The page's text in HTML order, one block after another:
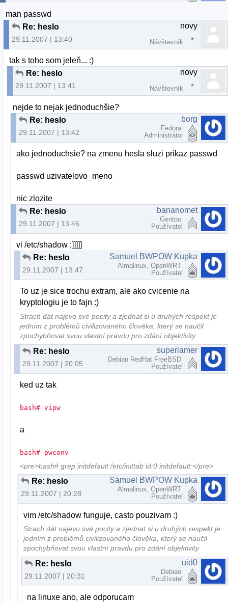
man passwd
Re: heslo
29.11.2007 | 13:40
novy
Návštevník
tak s toho som jeleň... :)
Re: heslo
29.11.2007 | 13:41
novy
Návštevník
nejde to nejak jednoduchšie?
Re: heslo
29.11.2007 | 13:42
borg
Fedora
Administrátor
ako jednoduchsie? na zmenu hesla sluzi prikaz passwd
passwd uzivatelovo_meno
nic zlozite
Re: heslo
29.11.2007 | 13:46
bananomet
Gentoo
Používateľ
vi /etc/shadow ;]]]]]
Re: heslo
29.11.2007 | 13:47
Samuel BWPOW Kupka
Almalinux, OpenWRT
Používateľ
To uz je sice trochu extram, ale ako cvicenie na
kryptologiu je to fajn :)
Strach dát najevo své pocity a zjednat si u druhých respekt je
jedním z problémů civilizovaného člověka, který se naučil
zpochybňovat svou vlastní pravdu pro zdání objektivity
Re: heslo
29.11.2007 | 20:05
superlamer
Debian RedHat FreeBSD
Používateľ
ked uz tak
bash# vipw
a
bash# pwconv
<pre>bash# grep initdefault /etc/inittab id:0:initdefault:</pre>
Re: heslo
29.11.2007 | 20:28
Samuel BWPOW Kupka
Almalinux, OpenWRT
Používateľ
vim /etc/shadow funguje, casto pouzivam :)
Strach dát najevo své pocity a zjednat si u druhých respekt je
jedním z problémů civilizovaného člověka, který se naučil
zpochybňovat svou vlastní pravdu pro zdání objektivity
Re: heslo
29.11.2007 | 20:31
uid0
Debian
Používateľ
na linuxe ano, ale odporucam